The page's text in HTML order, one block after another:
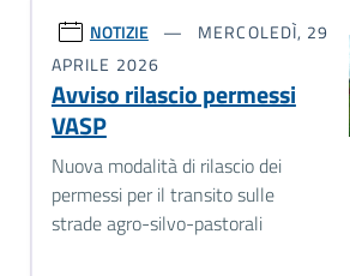
NOTIZIE
MERCOLEDÌ, 29
APRILE 2026
Avviso rilascio permessi
VASP
Nuova modalità di rilascio dei
permessi per il transito sulle
strade agro-silvo-pastorali